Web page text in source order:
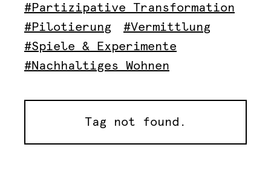
#Partizipative Transformation
#Pilotierung
#Vermittlung
#Spiele & Experimente
#Nachhaltiges Wohnen
Tag not found.